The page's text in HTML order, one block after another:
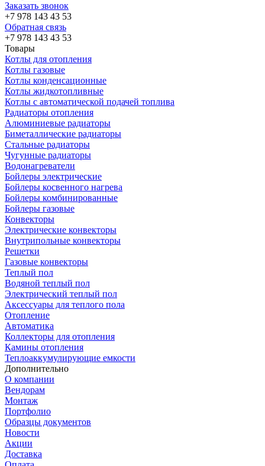
Заказать звонок
+7 978 143 43 53
Обратная связь
+7 978 143 43 53
Товары
Котлы для отопления
Котлы газовые
Котлы конденсационные
Котлы жидкотопливные
Котлы с автоматической подачей топлива
Радиаторы отопления
Алюминиевые радиаторы
Биметаллические радиаторы
Стальные радиаторы
Чугунные радиаторы
Водонагреватели
Бойлеры электрические
Бойлеры косвенного нагрева
Бойлеры комбинированные
Бойлеры газовые
Конвекторы
Электрические конвекторы
Внутрипольные конвекторы
Решетки
Газовые конвекторы
Теплый пол
Водяной теплый пол
Электрический теплый пол
Аксессуары для теплого пола
Отопление
Автоматика
Коллекторы для отопления
Камины отопления
Теплоаккумулирующие емкости
Дополнительно
О компании
Вендорам
Монтаж
Портфолио
Образцы документов
Новости
Акции
Доставка